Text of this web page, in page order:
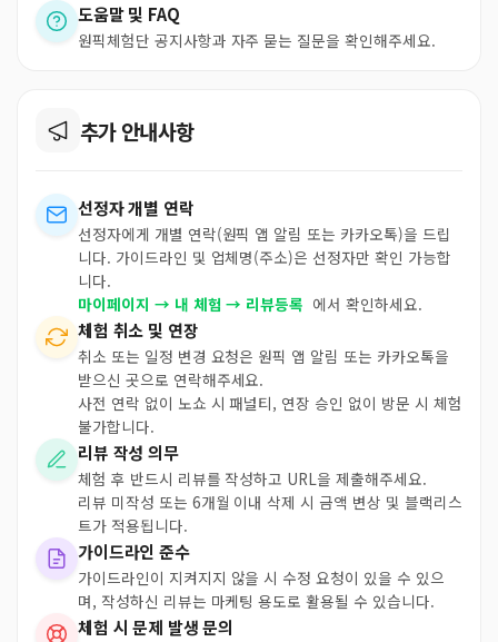
도움말 및 FAQ
원픽체험단 공지사항과 자주 묻는 질문을 확인해주세요.
추가 안내사항
선정자 개별 연락
선정자에게 개별 연락(원픽 앱 알림 또는 카카오톡)을 드립
니다. 가이드라인 및 업체명(주소)은 선정자만 확인 가능합
니다.
마이페이지 → 내 체험 → 리뷰등록 에서 확인하세요.
체험 취소 및 연장
취소 또는 일정 변경 요청은 원픽 앱 알림 또는 카카오톡을
받으신 곳으로 연락해주세요.
사전 연락 없이 노쇼 시 패널티, 연장 승인 없이 방문 시 체험
불가합니다.
리뷰 작성 의무
체험 후 반드시 리뷰를 작성하고 URL을 제출해주세요.
리뷰 미작성 또는 6개월 이내 삭제 시 금액 변상 및 블랙리스
트가 적용됩니다.
가이드라인 준수
가이드라인이 지켜지지 않을 시 수정 요청이 있을 수 있으
며, 작성하신 리뷰는 마케팅 용도로 활용될 수 있습니다.
체험 시 문제 발생 문의